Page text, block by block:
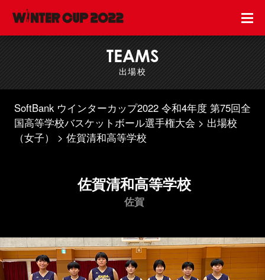
TEAMS
出場校
SoftBank ウインターカップ2022 令和4年度 第75回全
国高等学校バスケットボール選手権大会
出場校
（女子）
佐賀清和高等学校
佐賀清和高等学校
佐賀